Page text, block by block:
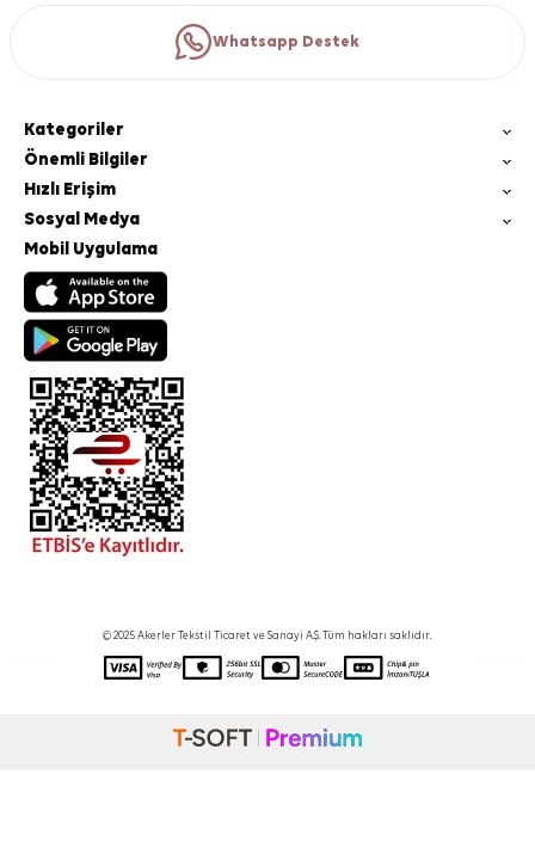
Whatsapp Destek
Kategoriler
Önemli Bilgiler
Hızlı Erişim
Sosyal Medya
Mobil Uygulama
© 2025 Akerler Tekstil Ticaret ve Sanayi A.Ş. Tüm hakları saklıdır.